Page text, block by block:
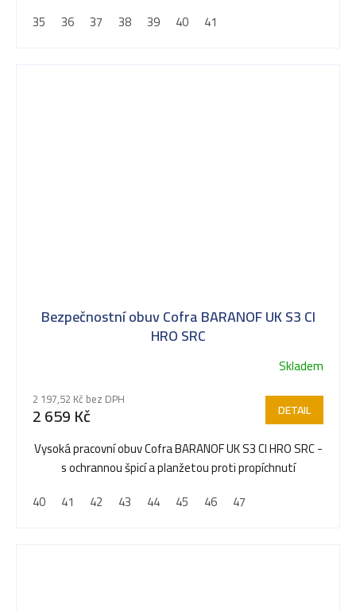
35
36 37 38 39 40 41
Bezpečnostní obuv Cofra BARANOF UK S3 CI
HRO SRC
hodnocení
produktu
je
5,0
hvězdiček.
Skladem
2 197,52 Kč bez DPH
2 659 Kč DETAIL
Vysoká pracovní obuv Cofra BARANOF UK S3 CI HRO SRC -
s ochrannou špicí a planžetou proti propíchnutí
40
41 42 43 44 45 46 47